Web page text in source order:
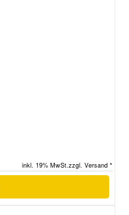
inkl. 19% MwSt.zzgl. Versand *